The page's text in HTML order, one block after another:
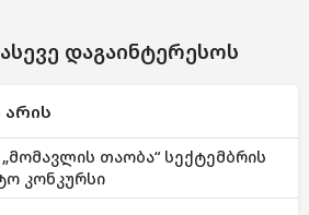
დაგაინტერესოს
არის
თაობა“ სექტემბრის
კონკურსი